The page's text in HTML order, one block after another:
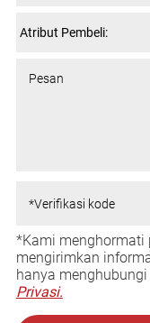
*Kami menghormati
mengirimkan
hanya
Privasi.